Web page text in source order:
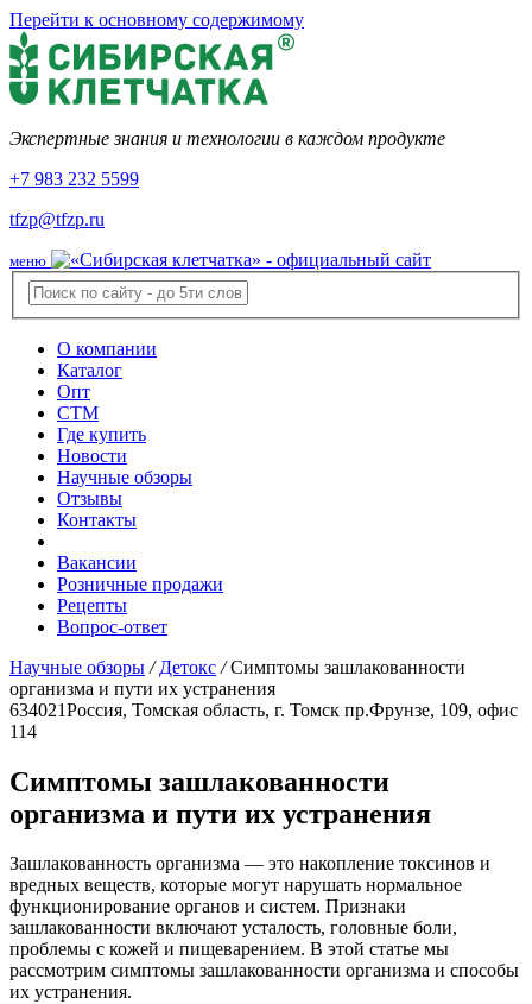
Перейти к основному содержимому
Экспертные знания и технологии в каждом продукте
+7 983 232 5599
tfzp@tfzp.ru
меню
О компании
Каталог
Опт
СТМ
Где купить
Новости
Научные обзоры
Отзывы
Контакты
Вакансии
Розничные продажи
Рецепты
Вопрос-ответ
Научные обзоры / Детокс / Симптомы зашлакованности
организма и пути их устранения
634021Россия, Томская область, г. Томск пр.Фрунзе, 109, офис
114
Симптомы зашлакованности
организма и пути их устранения
Зашлакованность организма — это накопление токсинов и
вредных веществ, которые могут нарушать нормальное
функционирование органов и систем. Признаки
зашлакованности включают усталость, головные боли,
проблемы с кожей и пищеварением. В этой статье мы
рассмотрим симптомы зашлакованности организма и способы
их устранения.